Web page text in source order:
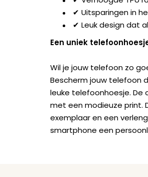
✔ Uitsparingen in
✔ Leuk design dat
Een uniek
Wil je jouw telefoon zo
Bescherm jouw telefoon
leuke telefoonhoesje. De
met een modieuze print.
exemplaar en een
smartphone een